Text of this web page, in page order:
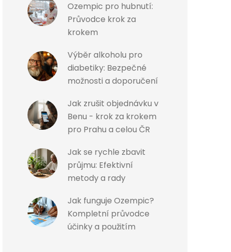
Ozempic pro hubnutí:
Průvodce krok za
krokem
Výběr alkoholu pro
diabetiky: Bezpečné
možnosti a doporučení
Jak zrušit objednávku v
Benu - krok za krokem
pro Prahu a celou ČR
Jak se rychle zbavit
průjmu: Efektivní
metody a rady
Jak funguje Ozempic?
Kompletní průvodce
účinky a použitím